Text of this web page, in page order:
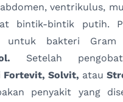
ventrikulus,
bintik-bintik putih.
untuk bakteri
Setelah
Fortevit, Solvit, atau
penyakit yang